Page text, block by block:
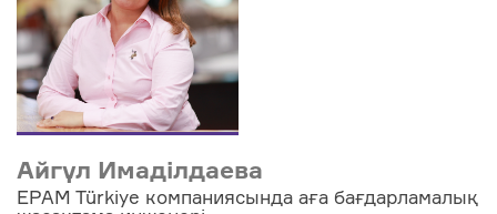
Айгүл Имаділдаева
EPAM Türkiye компаниясында аға бағдарламалық